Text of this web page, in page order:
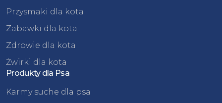
Przysmaki dla kota
Zabawki dla kota
Zdrowie dla kota
Żwirki dla kota
Produkty dla Psa
Karmy suche dla psa